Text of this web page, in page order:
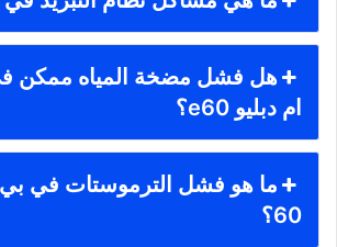
هل فشل مضخة المياه ممكن
ام دبليو e60؟
ما هو فشل الترموستات في بي
60؟